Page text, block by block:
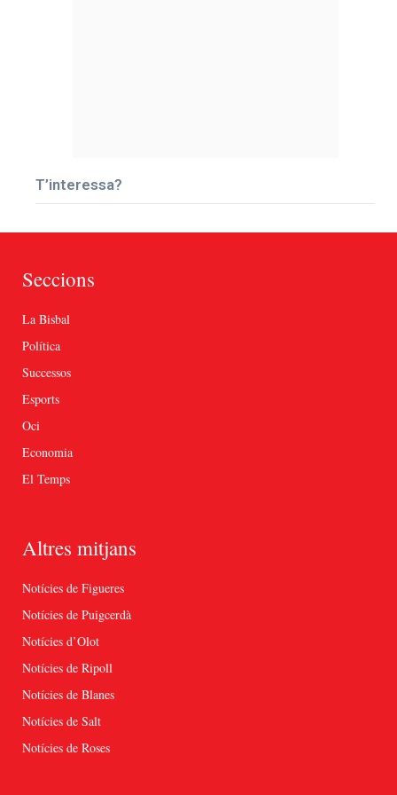
T’interessa?
Seccions
La Bisbal
Política
Successos
Esports
Oci
Economia
El Temps
Altres mitjans
Notícies de Figueres
Notícies de Puigcerdà
Notícies d’Olot
Notícies de Ripoll
Notícies de Blanes
Notícies de Salt
Notícies de Roses